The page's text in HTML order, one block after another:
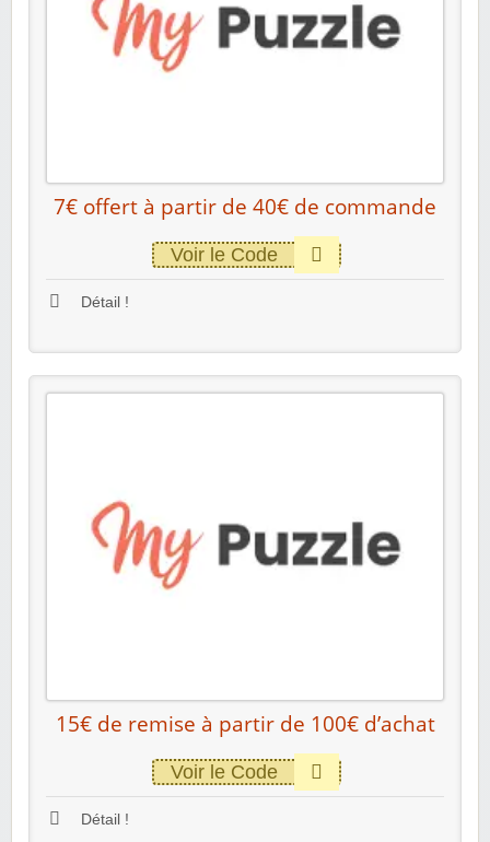
7€ offert à partir de 40€ de commande
Voir le Code
Détail !
15€ de remise à partir de 100€ d’achat
Voir le Code
Détail !